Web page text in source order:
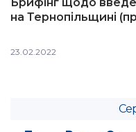
на Тернопільщині
23.02.2022